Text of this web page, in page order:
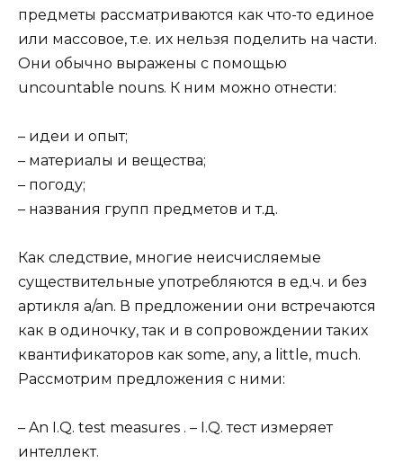
предметы рассматриваются как что-то единое
или массовое, т.е. их нельзя поделить на части.
Они обычно выражены с помощью
uncountable nouns. К ним можно отнести:
– идеи и опыт;
– материалы и вещества;
– погоду;
– названия групп предметов и т.д.
Как следствие, многие неисчисляемые
существительные употребляются в ед.ч. и без
артикля a/an. В предложении они встречаются
как в одиночку, так и в сопровождении таких
квантификаторов как some, any, a little, much.
Рассмотрим предложения с ними:
– An I.Q. test measures . – I.Q. тест измеряет
интеллект.